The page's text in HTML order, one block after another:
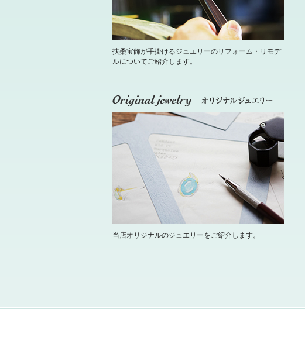
扶桑宝飾が手掛けるジュエリーのリフォーム・リモデ
ルについてご紹介します。
当店オリジナルのジュエリーをご紹介します。